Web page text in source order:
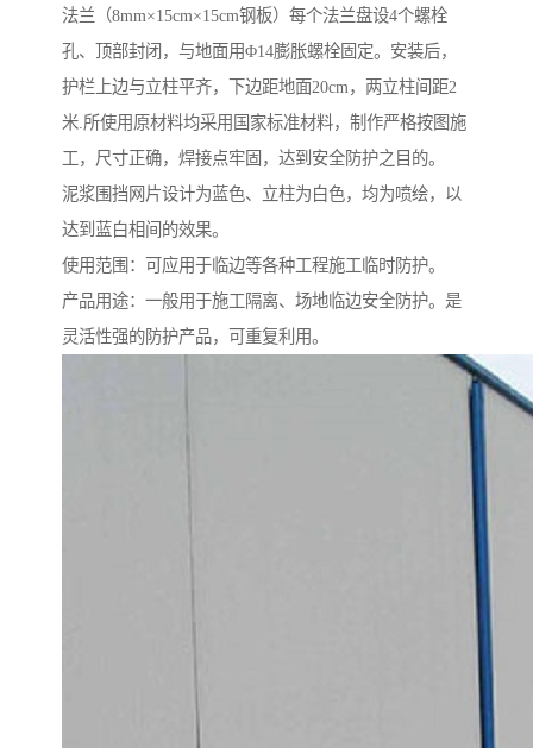
法兰（8mm×15cm×15cm钢板）每个法兰盘设4个螺栓
孔、顶部封闭，与地面用Φ14膨胀螺栓固定。安装后，
护栏上边与立柱平齐，下边距地面20cm，两立柱间距2
米.所使用原材料均采用国家标准材料，制作严格按图施
工，尺寸正确，焊接点牢固，达到安全防护之目的。
泥浆围挡网片设计为蓝色、立柱为白色，均为喷绘，以
达到蓝白相间的效果。
使用范围：可应用于临边等各种工程施工临时防护。
产品用途：一般用于施工隔离、场地临边安全防护。是
灵活性强的防护产品，可重复利用。